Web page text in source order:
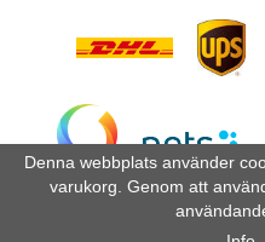
Drift &
Denna webbplats använder
varukorg. Genom att